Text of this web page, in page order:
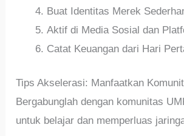
Buat Identitas Merek
Aktif di Media Sosial dan
Catat Keuangan dari Hari
Tips Akselerasi: Manfaatkan
Bergabunglah dengan komunitas
untuk belajar dan memperluas